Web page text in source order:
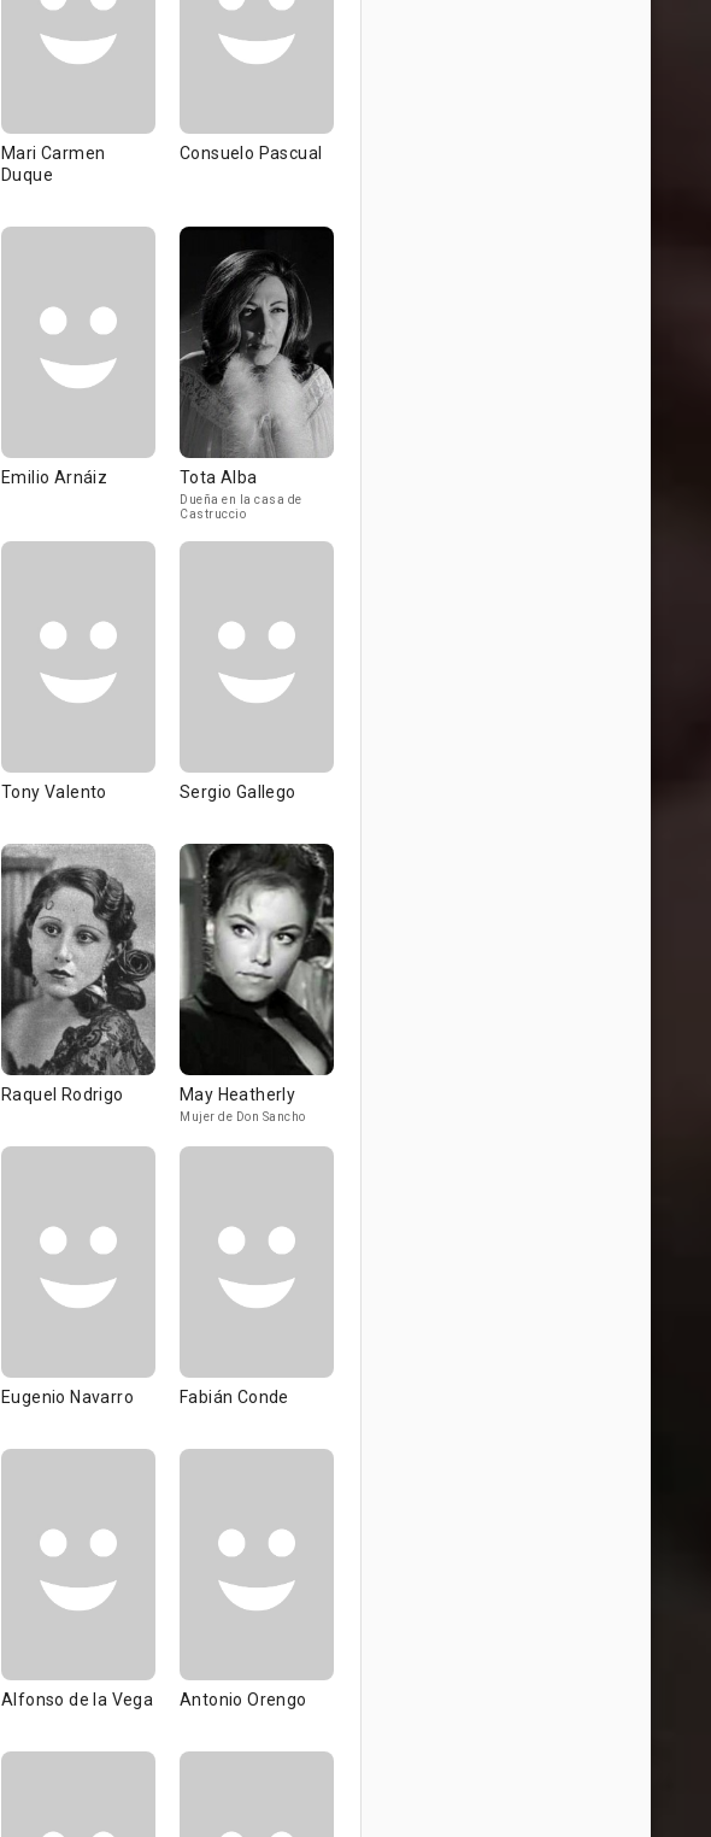
Mari Carmen
Duque
Consuelo Pascual
Emilio Arnáiz Tota Alba
Dueña en la casa de
Castruccio
Tony Valento Sergio Gallego
Raquel Rodrigo May Heatherly
Mujer de Don Sancho
Eugenio Navarro Fabián Conde
Alfonso de la Vega Antonio Orengo